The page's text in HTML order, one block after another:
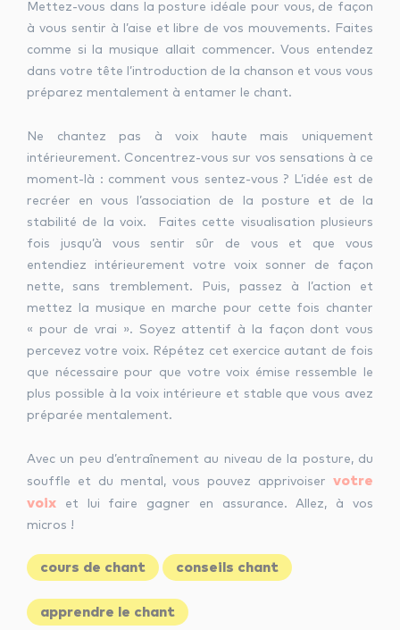
Mettez-vous dans la posture idéale pour vous, de façon
à vous sentir à l’aise et libre de vos mouvements. Faites
comme si la musique allait commencer. Vous entendez
dans votre tête l’introduction de la chanson et vous vous
préparez mentalement à entamer le chant.
Ne chantez pas à voix haute mais uniquement
intérieurement. Concentrez-vous sur vos sensations à ce
moment-là : comment vous sentez-vous ? L’idée est de
recréer en vous l’association de la posture et de la
stabilité de la voix. Faites cette visualisation plusieurs
fois jusqu’à vous sentir sûr de vous et que vous
entendiez intérieurement votre voix sonner de façon
nette, sans tremblement. Puis, passez à l’action et
mettez la musique en marche pour cette fois chanter
« pour de vrai ». Soyez attentif à la façon dont vous
percevez votre voix. Répétez cet exercice autant de fois
que nécessaire pour que votre voix émise ressemble le
plus possible à la voix intérieure et stable que vous avez
préparée mentalement.
Avec un peu d’entraînement au niveau de la posture, du
souffle et du mental, vous pouvez apprivoiser votre
voix et lui faire gagner en assurance. Allez, à vos
micros !
cours de chant conseils chant
apprendre le chant